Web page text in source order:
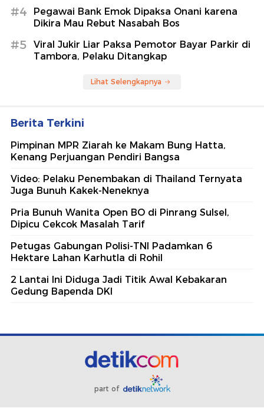
#4
Pegawai Bank Emok Dipaksa Onani karena
Dikira Mau Rebut Nasabah Bos
#5
Viral Jukir Liar Paksa Pemotor Bayar Parkir di
Tambora, Pelaku Ditangkap
Lihat Selengkapnya
Berita Terkini
Pimpinan MPR Ziarah ke Makam Bung Hatta,
Kenang Perjuangan Pendiri Bangsa
Video: Pelaku Penembakan di Thailand Ternyata
Juga Bunuh Kakek-Neneknya
Pria Bunuh Wanita Open BO di Pinrang Sulsel,
Dipicu Cekcok Masalah Tarif
Petugas Gabungan Polisi-TNI Padamkan 6
Hektare Lahan Karhutla di Rohil
2 Lantai Ini Diduga Jadi Titik Awal Kebakaran
Gedung Bapenda DKI
part of